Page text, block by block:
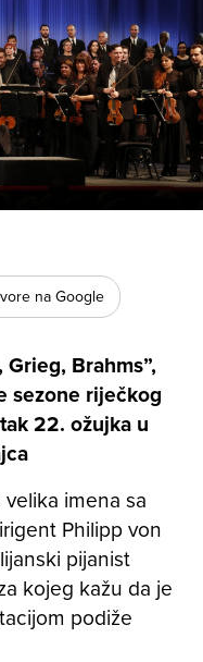
na Google
Brahms”,
sezone riječkog
22. ožujka u
imena sa
Philipp von
pijanist
kojeg kažu da je
podiže